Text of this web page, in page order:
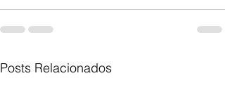
Posts Relacionados